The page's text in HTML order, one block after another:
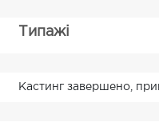
Типажі
Кастинг завершено,